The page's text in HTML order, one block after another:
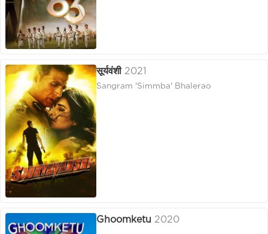
सूर्यवंशी 2021
Sangram 'Simmba' Bhalerao
Ghoomketu 2020